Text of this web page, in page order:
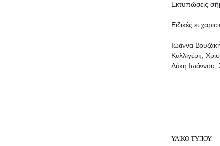
Εκτυπώσεις
Ειδικές
Ιωάννα
Καλλιγέρη,
Δάκη Ιωάννου,
ΥΛΙΚΟ ΤΥΠΟΥ